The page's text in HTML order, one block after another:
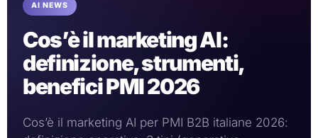
AI NEWS
Cos’è il marketing AI:
definizione, strumenti,
benefici PMI 2026
Cos’è il marketing AI per PMI B2B italiane 2026: